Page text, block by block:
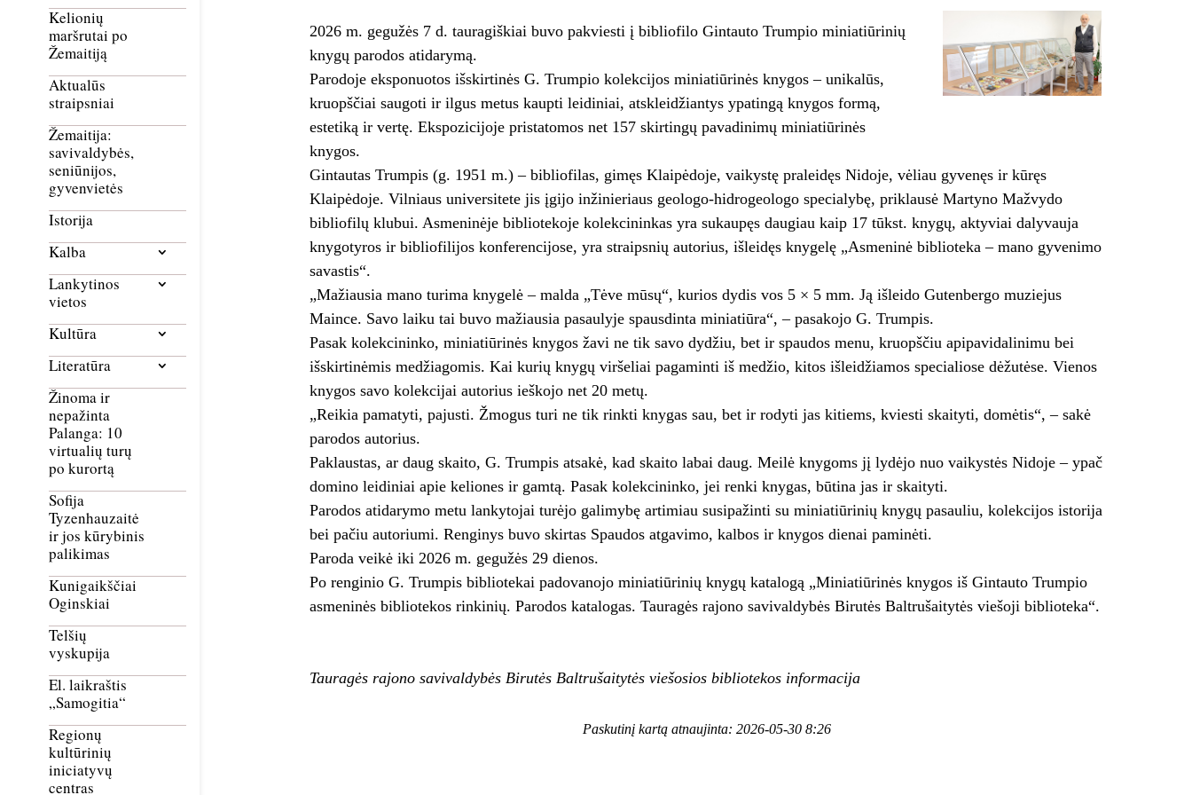
Kelionių
maršrutai po
Žemaitiją
Aktualūs
straipsniai
Žemaitija:
savivaldybės,
seniūnijos,
gyvenvietės
Istorija
Kalba
Lankytinos
vietos
Kultūra
Literatūra
Žinoma ir
nepažinta
Palanga: 10
virtualių turų
po kurortą
Sofija
Tyzenhauzaitė
ir jos kūrybinis
palikimas
Kunigaikščiai
Oginskiai
Telšių
vyskupija
El. laikraštis
„Samogitia“
Regionų
kultūrinių
iniciatyvų
centras
2026 m. gegužės 7 d. tauragiškiai buvo pakviesti į bibliofilo Gintauto Trumpio miniatiūrinių
knygų parodos atidarymą.
Parodoje eksponuotos išskirtinės G. Trumpio kolekcijos miniatiūrinės knygos – unikalūs,
kruopščiai saugoti ir ilgus metus kaupti leidiniai, atskleidžiantys ypatingą knygos formą,
estetiką ir vertę. Ekspozicijoje pristatomos net 157 skirtingų pavadinimų miniatiūrinės
knygos.
Gintautas Trumpis (g. 1951 m.) – bibliofilas, gimęs Klaipėdoje, vaikystę praleidęs Nidoje, vėliau gyvenęs ir kūręs
Klaipėdoje. Vilniaus universitete jis įgijo inžinieriaus geologo-hidrogeologo specialybę, priklausė Martyno Mažvydo
bibliofilų klubui. Asmeninėje bibliotekoje kolekcininkas yra sukaupęs daugiau kaip 17 tūkst. knygų, aktyviai dalyvauja
knygotyros ir bibliofilijos konferencijose, yra straipsnių autorius, išleidęs knygelę „Asmeninė biblioteka – mano gyvenimo
savastis“.
„Mažiausia mano turima knygelė – malda „Tėve mūsų“, kurios dydis vos 5 × 5 mm. Ją išleido Gutenbergo muziejus
Maince. Savo laiku tai buvo mažiausia pasaulyje spausdinta miniatiūra“, – pasakojo G. Trumpis.
Pasak kolekcininko, miniatiūrinės knygos žavi ne tik savo dydžiu, bet ir spaudos menu, kruopščiu apipavidalinimu bei
išskirtinėmis medžiagomis. Kai kurių knygų viršeliai pagaminti iš medžio, kitos išleidžiamos specialiose dėžutėse. Vienos
knygos savo kolekcijai autorius ieškojo net 20 metų.
„Reikia pamatyti, pajusti. Žmogus turi ne tik rinkti knygas sau, bet ir rodyti jas kitiems, kviesti skaityti, domėtis“, – sakė
parodos autorius.
Paklaustas, ar daug skaito, G. Trumpis atsakė, kad skaito labai daug. Meilė knygoms jį lydėjo nuo vaikystės Nidoje – ypač
domino leidiniai apie keliones ir gamtą. Pasak kolekcininko, jei renki knygas, būtina jas ir skaityti.
Parodos atidarymo metu lankytojai turėjo galimybę artimiau susipažinti su miniatiūrinių knygų pasauliu, kolekcijos istorija
bei pačiu autoriumi. Renginys buvo skirtas Spaudos atgavimo, kalbos ir knygos dienai paminėti.
Paroda veikė iki 2026 m. gegužės 29 dienos.
Po renginio G. Trumpis bibliotekai padovanojo miniatiūrinių knygų katalogą „Miniatiūrinės knygos iš Gintauto Trumpio
asmeninės bibliotekos rinkinių. Parodos katalogas. Tauragės rajono savivaldybės Birutės Baltrušaitytės viešoji biblioteka“.
Tauragės rajono savivaldybės Birutės Baltrušaitytės viešosios bibliotekos informacija
Paskutinį kartą atnaujinta: 2026-05-30 8:26